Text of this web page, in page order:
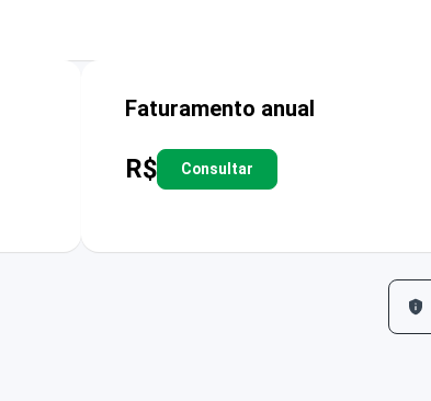
Faturamento anual
R$ Consultar